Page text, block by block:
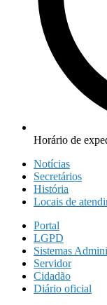
Horário de
Notícias
Secretários
História
Locais de
Portal
LGPD
Sistemas
Servidor
Cidadão
Diário oficial